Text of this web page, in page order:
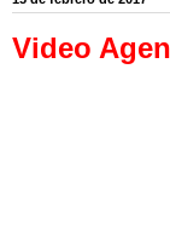
Video